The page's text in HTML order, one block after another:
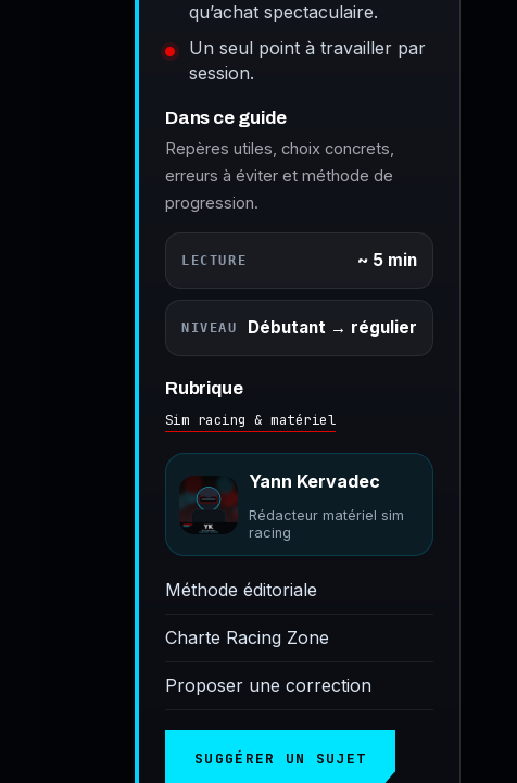
qu’achat spectaculaire.
Un seul point à travailler par
session.
Dans ce guide
Repères utiles, choix concrets,
erreurs à éviter et méthode de
progression.
LECTURE ~ 5 min
NIVEAU Débutant → régulier
Rubrique
Sim racing & matériel
Yann Kervadec
Rédacteur matériel sim
racing
Méthode éditoriale
Charte Racing Zone
Proposer une correction
SUGGÉRER UN SUJET